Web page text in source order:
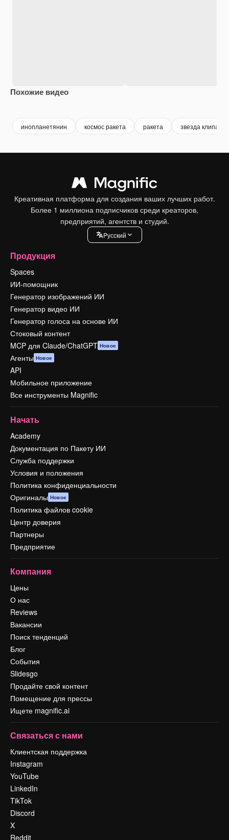
Похожие видео
инопланетянин космос ракета ракета звезда клипарт
Креативная платформа для создания ваших лучших работ.
Более 1 миллиона подписчиков среди креаторов,
предприятий, агентств и студий.
Pусский
Продукция
Spaces
ИИ-помощник
Генератор изображений ИИ
Генератор видео ИИ
Генератор голоса на основе ИИ
Стоковый контент
MCP для Claude/ChatGPT Новое
Агенты Новое
API
Мобильное приложение
Все инструменты Magnific
Начать
Academy
Документация по Пакету ИИ
Служба поддержки
Условия и положения
Политика конфиденциальности
Оригиналы Новое
Политика файлов cookie
Центр доверия
Партнеры
Предприятие
Компания
Цены
О нас
Reviews
Вакансии
Поиск тенденций
Блог
События
Slidesgo
Продайте свой контент
Помещение для прессы
Ищете magnific.ai
Связаться с нами
Клиентская поддержка
Instagram
YouTube
LinkedIn
TikTok
Discord
X
Reddit